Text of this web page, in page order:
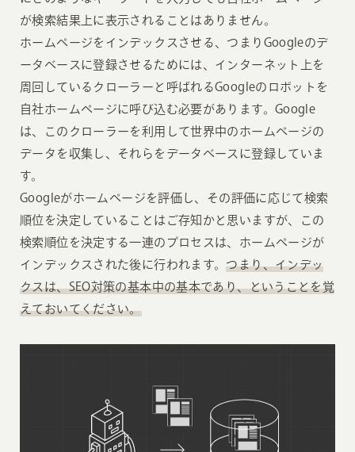
が検索結果上に表示されることはありません。
ホームページをインデックスさせる、つまりGoogleのデ
ータベースに登録させるためには、インターネット上を
周回しているクローラーと呼ばれるGoogleのロボットを
自社ホームページに呼び込む必要があります。Google
は、このクローラーを利用して世界中のホームページの
データを収集し、それらをデータベースに登録していま
す。
Googleがホームページを評価し、その評価に応じて検索
順位を決定していることはご存知かと思いますが、この
検索順位を決定する一連のプロセスは、ホームページが
インデックスされた後に行われます。つまり、インデッ
クスは、SEO対策の基本中の基本であり、ということを覚
えておいてください。